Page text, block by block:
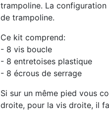
trampoline. La
de trampoline.
Ce kit comprend:
- 8 vis boucle
- 8 entretoises plastique
- 8 écrous de serrage
Si sur un même pied vous
droite, pour la vis droite, il